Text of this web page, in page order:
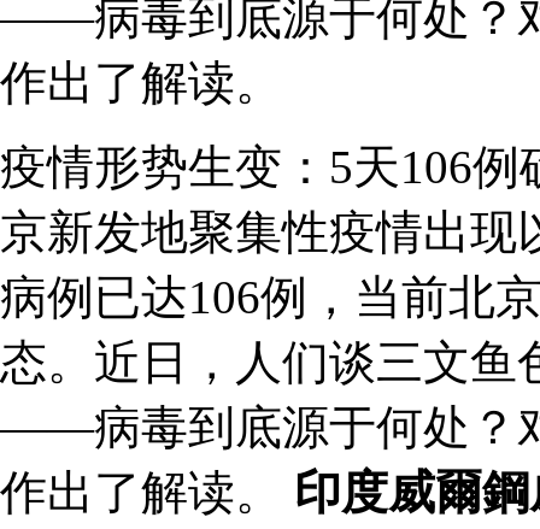
——病毒到底源于何处？
作出了解读。
疫情形势生变：5天106
京新发地聚集性疫情出现
病例已达106例，当前北
态。近日，人们谈三文
——病毒到底源于何处？
作出了解读。 印度威爾